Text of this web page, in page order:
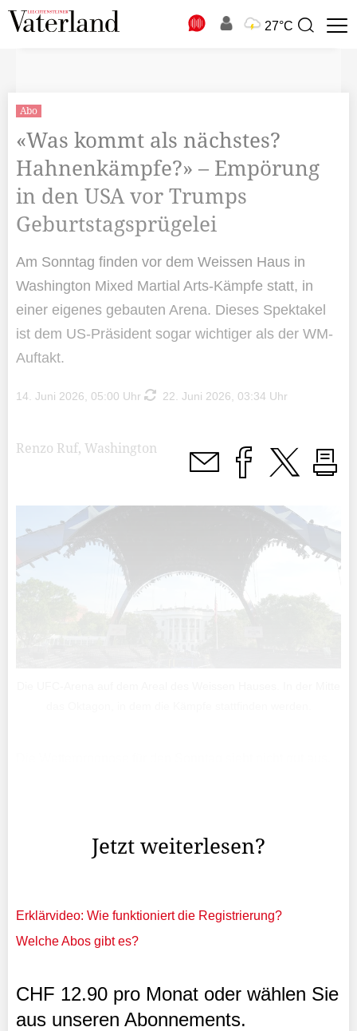
27°C
Suchbegriff
Abo
«Was kommt als nächstes?
Hahnenkämpfe?» – Empörung
in den USA vor Trumps
Geburtstagsprügelei
Am Sonntag finden vor dem Weissen Haus in
Washington Mixed Martial Arts-Kämpfe statt, in
einer eigenes gebauten Arena. Dieses Spektakel
ist dem US-Präsident sogar wichtiger als der WM-
Auftakt.
14. Juni 2026, 05:00 Uhr 22. Juni 2026, 03:34 Uhr
Renzo Ruf, Washington
Jetzt weiterlesen?
Erklärvideo: Wie funktioniert die Registrierung?
Welche Abos gibt es?
CHF 12.90 pro Monat oder wählen Sie
aus unseren Abonnements.